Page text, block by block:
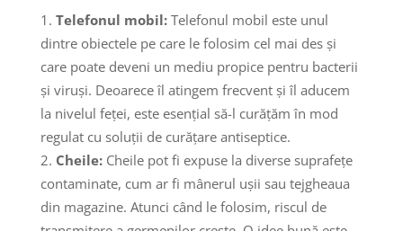
Telefonul mobil:Telefonul mobil este unul
dintre obiectele pe care le folosim cel mai des și
care poate deveni un mediu propice pentru bacterii
și viruși. Deoarece îl atingem frecvent și îl aducem
la nivelul feței, este esențial să-l curățăm în mod
regulat cu soluții de curățare antiseptice.
Cheile:Cheile pot fi expuse la diverse suprafețe
contaminate, cum ar fi mânerul ușii sau tejgheaua
din magazine. Atunci când le folosim, riscul de